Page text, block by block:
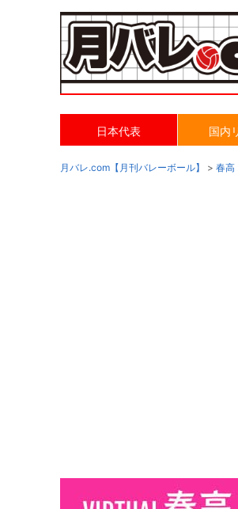
日本代表 国内
月バレ.com【月刊バレーボール】 > 春高